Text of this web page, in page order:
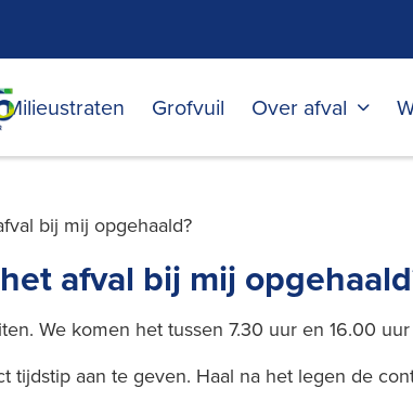
Milieustraten Grofvuil Over afval
bij mij opgehaald?
afval bij mij
We komen het tussen 7.30 uur en 16.00
tijdstip aan te geven. Haal na het legen de